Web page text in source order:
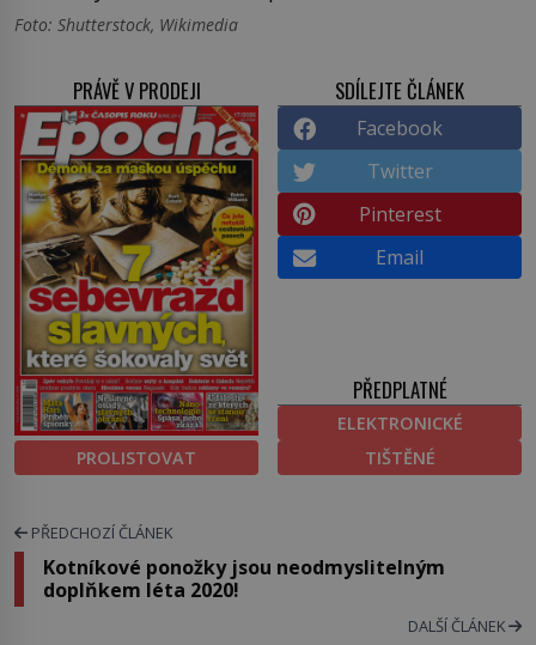
Foto: Shutterstock, Wikimedia
PRÁVĚ V PRODEJI
PROLISTOVAT
SDÍLEJTE ČLÁNEK
Facebook
Twitter
Pinterest
Email
PŘEDPLATNÉ
ELEKTRONICKÉ
TIŠTĚNÉ
PŘEDCHOZÍ ČLÁNEK
Kotníkové ponožky jsou neodmyslitelným
doplňkem léta 2020!
DALŠÍ ČLÁNEK